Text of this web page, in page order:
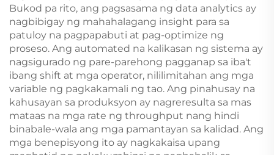
Bukod pa rito, ang pagsasama ng data analytics ay
nagbibigay ng mahahalagang insight para sa
patuloy na pagpapabuti at pag-optimize ng
proseso. Ang automated na kalikasan ng sistema ay
nagsigurado ng pare-parehong pagganap sa iba't
ibang shift at mga operator, nililimitahan ang mga
variable ng pagkakamali ng tao. Ang pinahusay na
kahusayan sa produksyon ay nagreresulta sa mas
mataas na mga rate ng throughput nang hindi
binabale-wala ang mga pamantayan sa kalidad. Ang
mga benepisyong ito ay nagkakaisa upang